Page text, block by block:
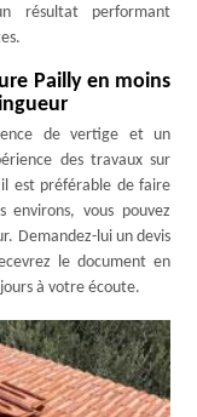
résultat performant
Pailly en moins
de vertige et un
des travaux sur
est préférable de faire
vous pouvez
Demandez-lui un devis
le document en
à votre écoute.